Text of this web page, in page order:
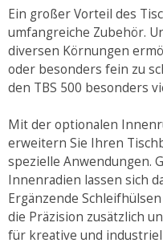
Ein großer Vorteil des
umfangreiche Zubehör.
diversen Körnungen
oder besonders fein zu
den TBS 500 besonders
Mit der optionalen
erweitern Sie Ihren
spezielle Anwendungen.
Innenradien lassen sich
Ergänzende
die Präzision zusätzlich
für kreative und